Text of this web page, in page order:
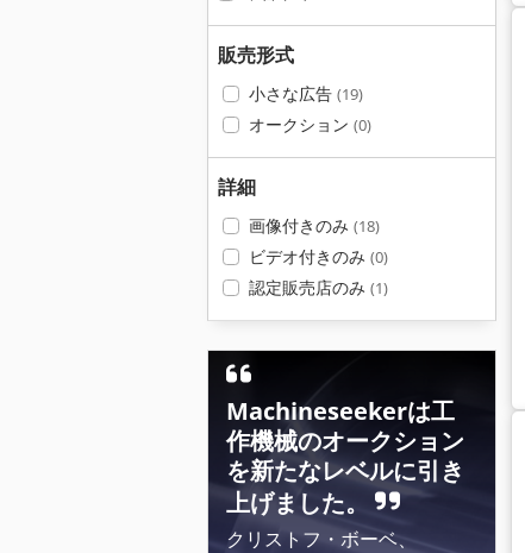
販売形式
小さな広告 (19)
オークション (0)
詳細
画像付きのみ (18)
ビデオ付きのみ (0)
認定販売店のみ (1)
Machineseekerは工
作機械のオークション
を新たなレベルに引き
上げました。
クリストフ・ボーベ、